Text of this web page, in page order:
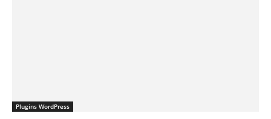
Plugins WordPress